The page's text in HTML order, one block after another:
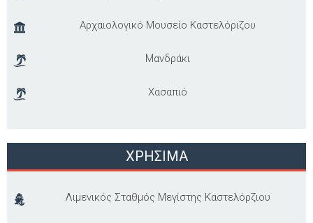
Αρχαιολογικό Μουσείο Καστελόριζου
Μανδράκι
Χασαπιό
ΧΡΗΣΙΜΑ
Λιμενικός Σταθμός Μεγίστης Καστελόρζιου